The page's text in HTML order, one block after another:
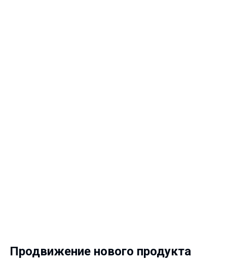
Продвижение нового продукта